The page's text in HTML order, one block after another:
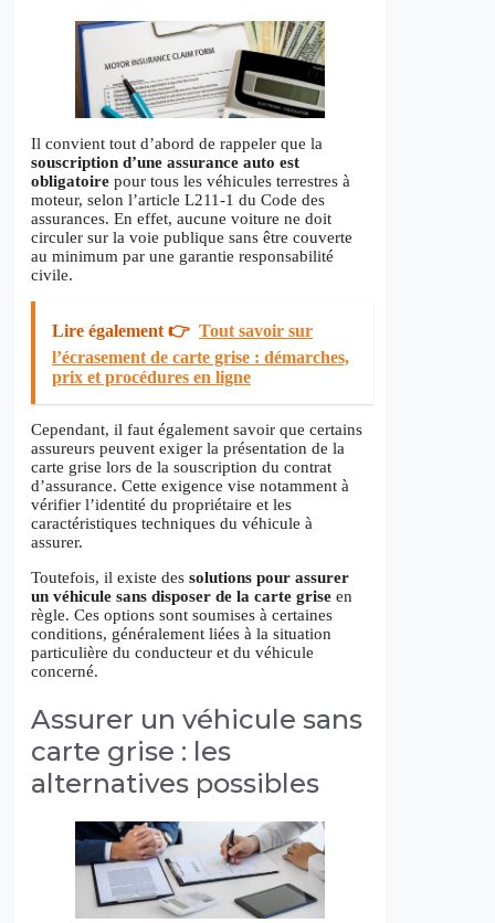
Il convient tout d’abord de rappeler que la
souscription d’une assurance auto est
obligatoire pour tous les véhicules terrestres à
moteur, selon l’article L211-1 du Code des
assurances. En effet, aucune voiture ne doit
circuler sur la voie publique sans être couverte
au minimum par une garantie responsabilité
civile.
Lire également 👉 Tout savoir sur
l’écrasement de carte grise : démarches,
prix et procédures en ligne
Cependant, il faut également savoir que certains
assureurs peuvent exiger la présentation de la
carte grise lors de la souscription du contrat
d’assurance. Cette exigence vise notamment à
vérifier l’identité du propriétaire et les
caractéristiques techniques du véhicule à
assurer.
Toutefois, il existe des solutions pour assurer
un véhicule sans disposer de la carte grise en
règle. Ces options sont soumises à certaines
conditions, généralement liées à la situation
particulière du conducteur et du véhicule
concerné.
Assurer un véhicule sans
carte grise : les
alternatives possibles